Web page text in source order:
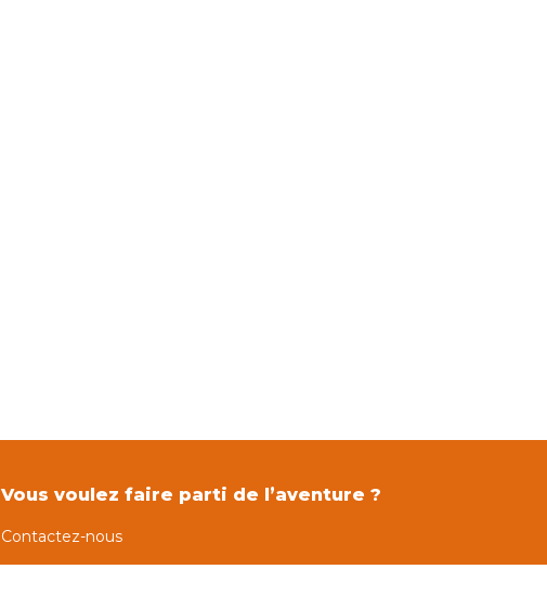
Vous voulez faire parti de l’aventure ?
Contactez-nous